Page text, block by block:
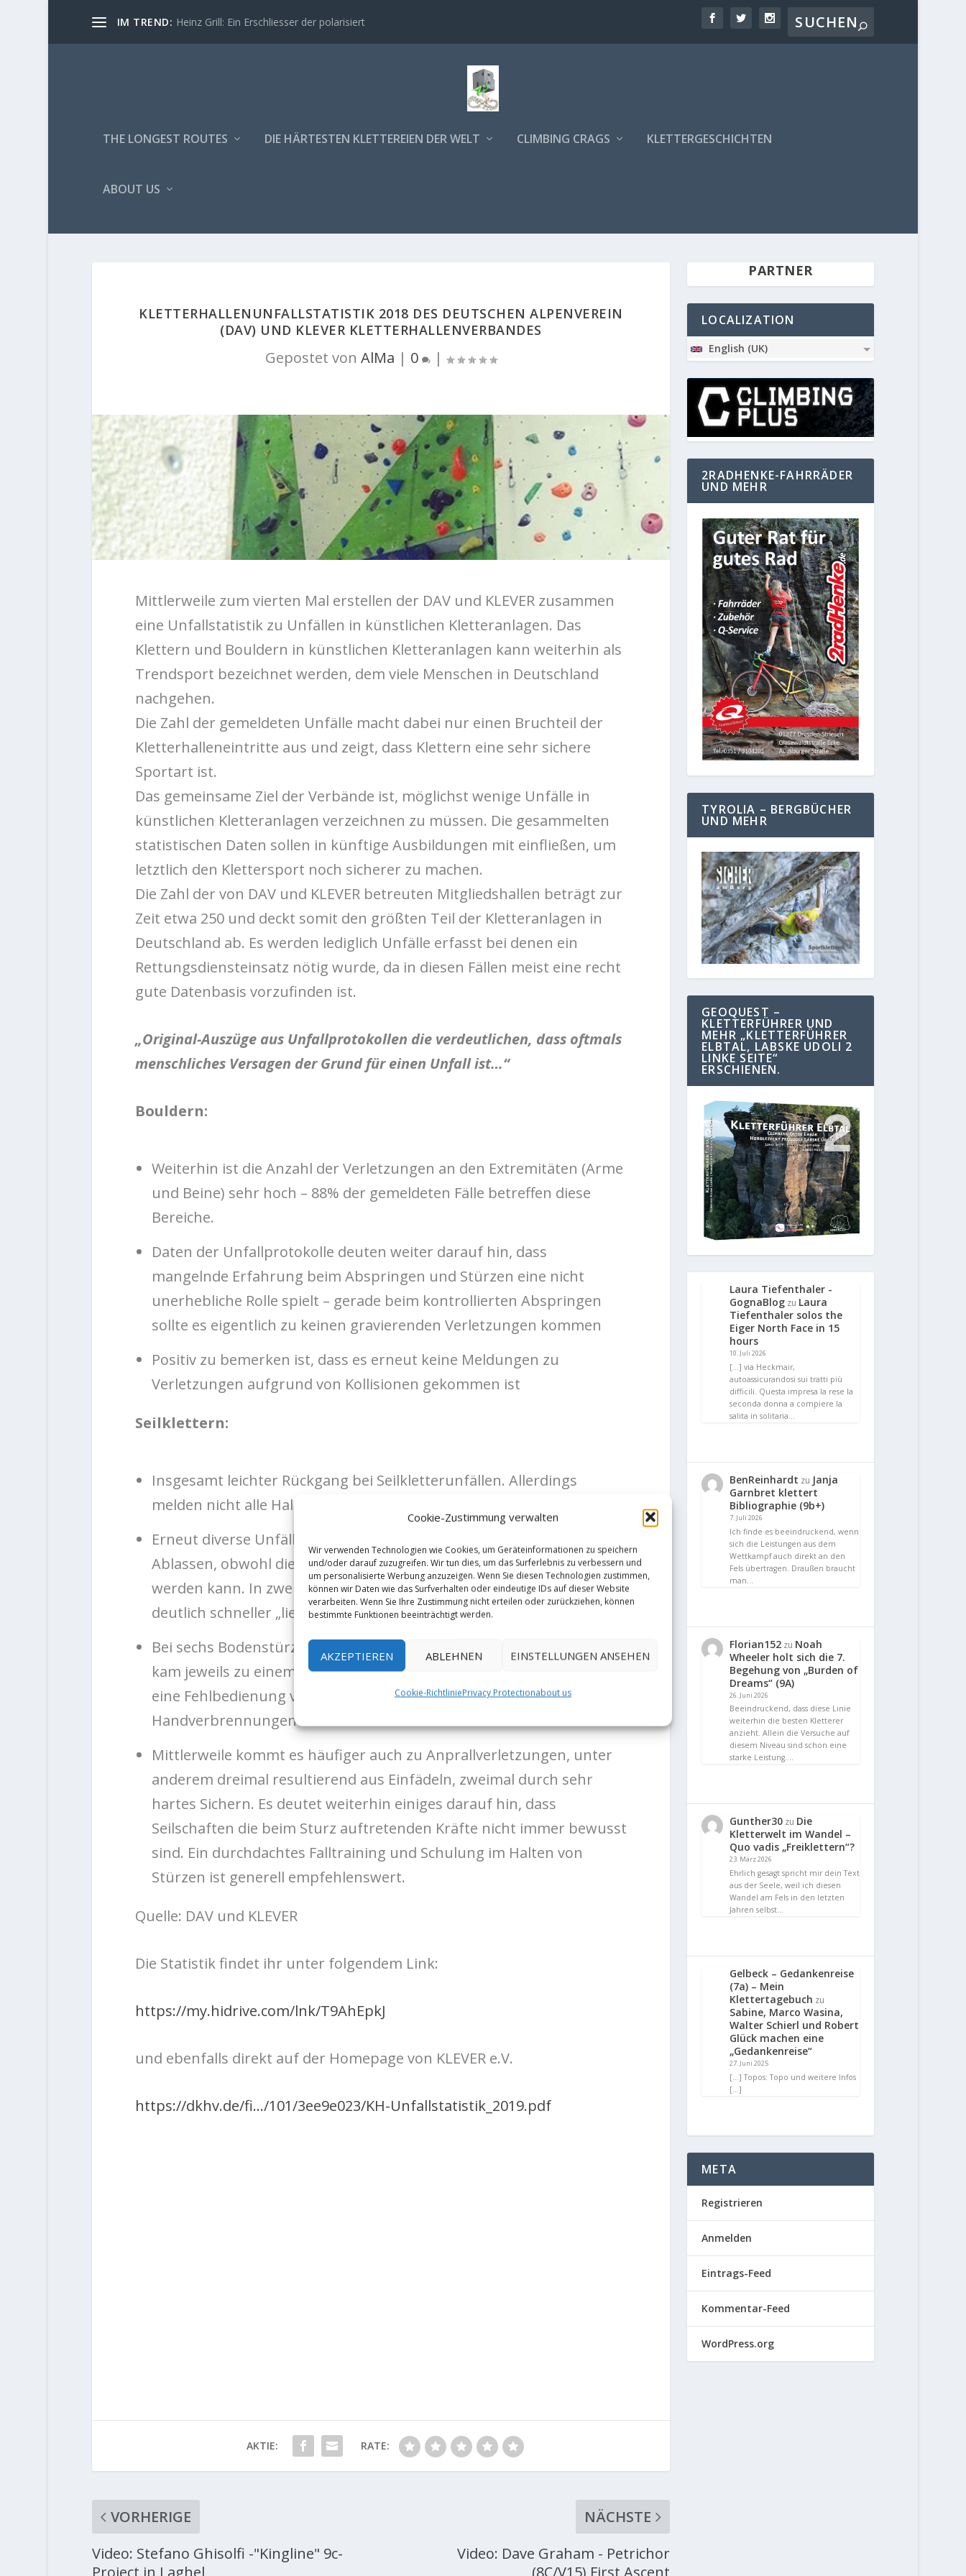
Cookie-Zustimmung verwalten
Wir verwenden Technologien wie Cookies, um Geräteinformationen zu speichern
und/oder darauf zuzugreifen. Wir tun dies, um das Surferlebnis zu verbessern und
um personalisierte Werbung anzuzeigen. Wenn Sie diesen Technologien zustimmen,
können wir Daten wie das Surfverhalten oder eindeutige IDs auf dieser Website
verarbeiten. Wenn Sie Ihre Zustimmung nicht erteilen oder zurückziehen, können
bestimmte Funktionen beeinträchtigt werden.
AKZEPTIEREN ABLEHNEN EINSTELLUNGEN ANSEHEN
Cookie-RichtliniePrivacy Protectionabout us
IM TREND: Heinz Grill: Ein Erschliesser der polarisiert
THE LONGEST ROUTES DIE HÄRTESTEN KLETTEREIEN DER WELT CLIMBING CRAGS KLETTERGESCHICHTEN
ABOUT US
KLETTERHALLENUNFALLSTATISTIK 2018 DES DEUTSCHEN ALPENVEREIN
(DAV) UND KLEVER KLETTERHALLENVERBANDES
Gepostet von AlMa | 0 |
Mittlerweile zum vierten Mal erstellen der DAV und KLEVER zusammen
eine Unfallstatistik zu Unfällen in künstlichen Kletteranlagen. Das
Klettern und Bouldern in künstlichen Kletteranlagen kann weiterhin als
Trendsport bezeichnet werden, dem viele Menschen in Deutschland
nachgehen.
Die Zahl der gemeldeten Unfälle macht dabei nur einen Bruchteil der
Kletterhalleneintritte aus und zeigt, dass Klettern eine sehr sichere
Sportart ist.
Das gemeinsame Ziel der Verbände ist, möglichst wenige Unfälle in
künstlichen Kletteranlagen verzeichnen zu müssen. Die gesammelten
statistischen Daten sollen in künftige Ausbildungen mit einfließen, um
letztlich den Klettersport noch sicherer zu machen.
Die Zahl der von DAV und KLEVER betreuten Mitgliedshallen beträgt zur
Zeit etwa 250 und deckt somit den größten Teil der Kletteranlagen in
Deutschland ab. Es werden lediglich Unfälle erfasst bei denen ein
Rettungsdiensteinsatz nötig wurde, da in diesen Fällen meist eine recht
gute Datenbasis vorzufinden ist.
„Original-Auszüge aus Unfallprotokollen die verdeutlichen, dass oftmals
menschliches Versagen der Grund für einen Unfall ist…“
Bouldern:
Weiterhin ist die Anzahl der Verletzungen an den Extremitäten (Arme
und Beine) sehr hoch – 88% der gemeldeten Fälle betreffen diese
Bereiche.
Daten der Unfallprotokolle deuten weiter darauf hin, dass
mangelnde Erfahrung beim Abspringen und Stürzen eine nicht
unerhebliche Rolle spielt – gerade beim kontrollierten Abspringen
sollte es eigentlich zu keinen gravierenden Verletzungen kommen
Positiv zu bemerken ist, dass es erneut keine Meldungen zu
Verletzungen aufgrund von Kollisionen gekommen ist
Seilklettern:
Insgesamt leichter Rückgang bei Seilkletterunfällen. Allerdings
melden nicht alle Hallen ihre Unfälle!
Erneut diverse Unfälle mit teilweise erheblichen Verletzungen beim
Ablassen, obwohl dies als ein kontrollierbarer Vorgang angesehen
werden kann. In zwei Fällen handelte es sich um neue Seile, die somit
deutlich schneller „liefen“
Bei sechs Bodenstürzen war die Sturzhöhe größer als 10m und es
kam jeweils zu einem Kontrollverlust über das Sicherungsgerät da
eine Fehlbedienung vorlag – bei fünf Fällen hatte der/die Sichernde
Handverbrennungen
Mittlerweile kommt es häufiger auch zu Anprallverletzungen, unter
anderem dreimal resultierend aus Einfädeln, zweimal durch sehr
hartes Sichern. Es deutet weiterhin einiges darauf hin, dass
Seilschaften die beim Sturz auftretenden Kräfte nicht immer bewusst
sind. Ein durchdachtes Falltraining und Schulung im Halten von
Stürzen ist generell empfehlenswert.
Quelle: DAV und KLEVER
Die Statistik findet ihr unter folgendem Link:
https://my.hidrive.com/lnk/T9AhEpkJ
und ebenfalls direkt auf der Homepage von KLEVER e.V.
https://dkhv.de/fi…/101/3ee9e023/KH-Unfallstatistik_2019.pdf
AKTIE: RATE:
VORHERIGE
Video: Stefano Ghisolfi -"Kingline" 9c-
Project in Laghel
NÄCHSTE
Video: Dave Graham - Petrichor
(8C/V15) First Ascent
PARTNER
LOCALIZATION
English (UK)
2RADHENKE-FAHRRÄDER
UND MEHR
TYROLIA – BERGBÜCHER
UND MEHR
GEOQUEST –
KLETTERFÜHRER UND
MEHR „KLETTERFÜHRER
ELBTAL, LABSKE UDOLI 2
LINKE SEITE“
ERSCHIENEN.
Laura Tiefenthaler -
GognaBlog zu Laura
Tiefenthaler solos the
Eiger North Face in 15
hours
10. Juli 2026
[…] via Heckmair,
autoassicurandosi sui tratti più
difficili. Questa impresa la rese la
seconda donna a compiere la
salita in solitaria…
BenReinhardt zu Janja
Garnbret klettert
Bibliographie (9b+)
7. Juli 2026
Ich finde es beeindruckend, wenn
sich die Leistungen aus dem
Wettkampf auch direkt an den
Fels übertragen. Draußen braucht
man…
Florian152 zu Noah
Wheeler holt sich die 7.
Begehung von „Burden of
Dreams“ (9A)
26. Juni 2026
Beeindruckend, dass diese Linie
weiterhin die besten Kletterer
anzieht. Allein die Versuche auf
diesem Niveau sind schon eine
starke Leistung.…
Gunther30 zu Die
Kletterwelt im Wandel –
Quo vadis „Freiklettern“?
23. März 2026
Ehrlich gesagt spricht mir dein Text
aus der Seele, weil ich diesen
Wandel am Fels in den letzten
Jahren selbst…
Gelbeck – Gedankenreise
(7a) – Mein
Klettertagebuch zu
Sabine, Marco Wasina,
Walter Schierl und Robert
Glück machen eine
„Gedankenreise“
27. Juni 2025
[…] Topos: Topo und weitere Infos
[…]
META
Registrieren
Anmelden
Eintrags-Feed
Kommentar-Feed
WordPress.org